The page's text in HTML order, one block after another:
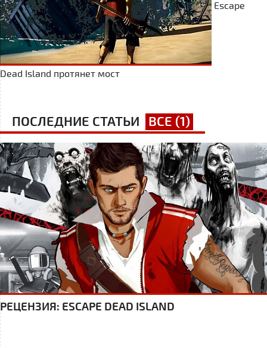
Escape
Dead Island протянет мост
ПОСЛЕДНИЕ СТАТЬИ ВСЕ (1)
РЕЦЕНЗИЯ: ESCAPE DEAD ISLAND